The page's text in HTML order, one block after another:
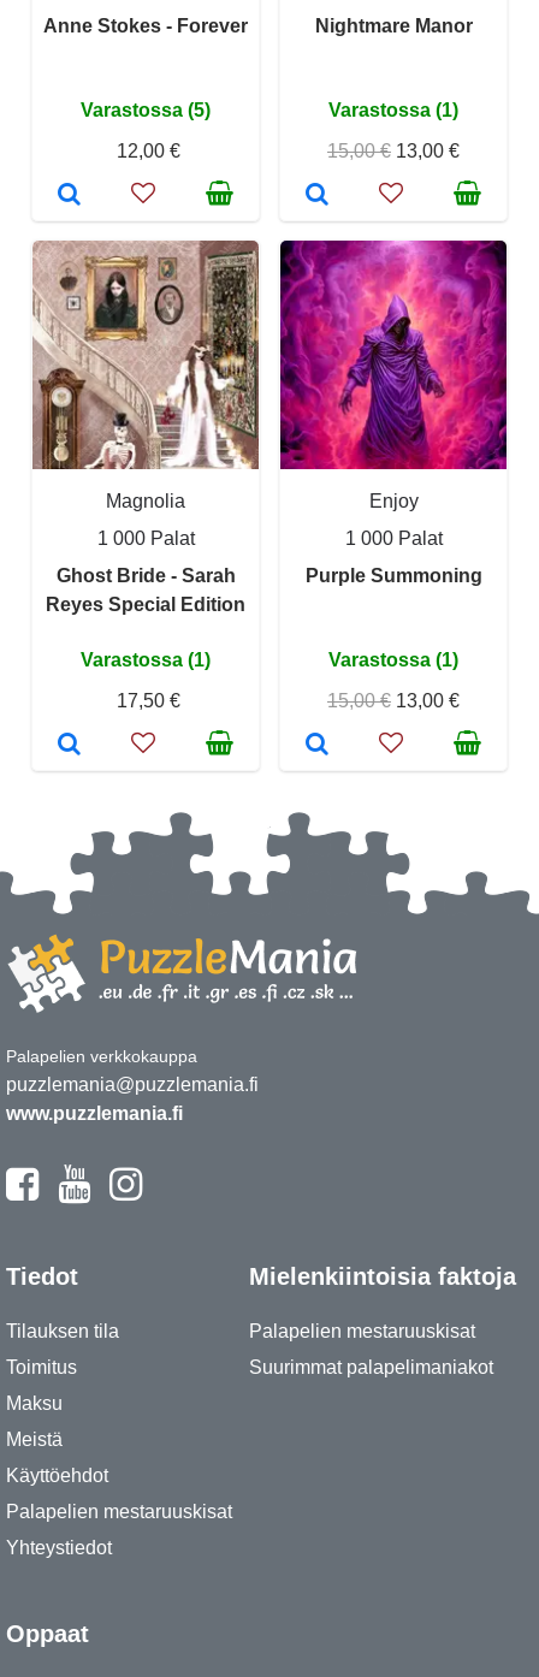
Anne Stokes - Forever
Varastossa (5)
12,00 €
Nightmare Manor
Varastossa (1)
15,00 € 13,00 €
Magnolia
1 000 Palat
Ghost Bride - Sarah
Reyes Special Edition
Varastossa (1)
17,50 €
Enjoy
1 000 Palat
Purple Summoning
Varastossa (1)
15,00 € 13,00 €
Palapelien verkkokauppa
puzzlemania@puzzlemania.fi
www.puzzlemania.fi
Tiedot
Tilauksen tila
Toimitus
Maksu
Meistä
Käyttöehdot
Palapelien mestaruuskisat
Yhteystiedot
Mielenkiintoisia faktoja
Palapelien mestaruuskisat
Suurimmat palapelimaniakot
Oppaat